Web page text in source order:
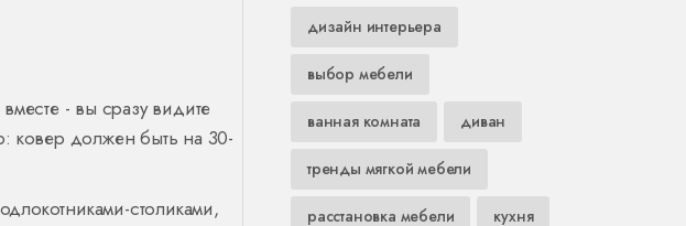
- вы сразу видите
ковер должен быть на 30-
столиками,
дизайн интерьера
выбор мебели
ванная комната диван
тренды мягкой мебели
расстановка мебели кухня